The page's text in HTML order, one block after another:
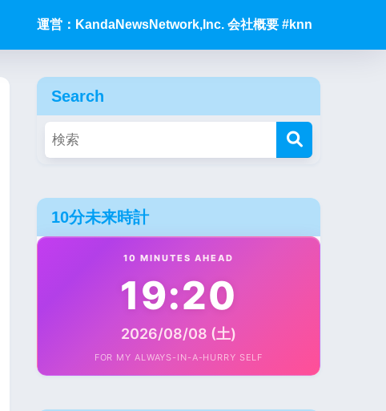
運営：KandaNewsNetwork,Inc. 会社概要 #knn
Search
10分未来時計
10 MINUTES AHEAD
19:20
2026/08/08 (土)
FOR MY ALWAYS-IN-A-HURRY SELF